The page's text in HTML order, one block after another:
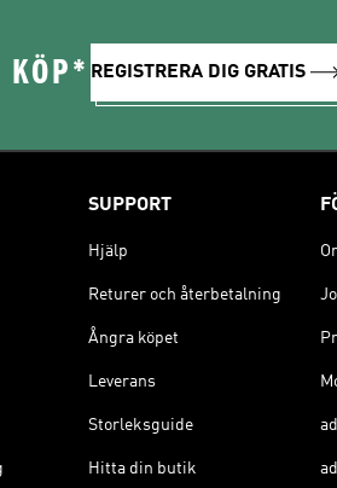
KÖP* REGISTRERA DIG GRATIS
SUPPORT
Hjälp
Returer och återbetalning
Ångra köpet
Leverans
Storleksguide
Hitta din butik